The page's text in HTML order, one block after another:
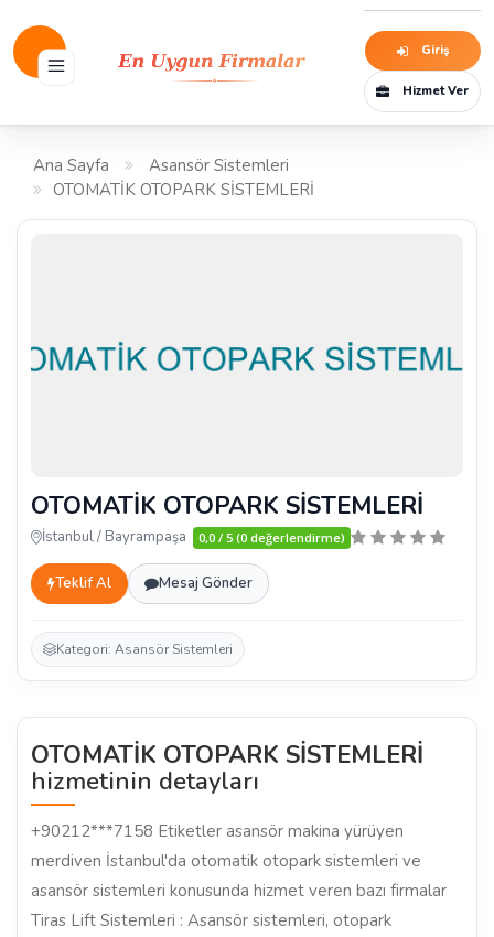
Giriş
Hizmet Ver
Ana Sayfa
Asansör Sistemleri
OTOMATİK OTOPARK SİSTEMLERİ
OTOMATİK OTOPARK SİSTEMLERİ
İstanbul / Bayrampaşa 0,0 / 5 (0 değerlendirme)
Teklif Al Mesaj Gönder
Kategori: Asansör Sistemleri
OTOMATİK OTOPARK SİSTEMLERİ
hizmetinin detayları
+90212***7158 Etiketler asansör makina yürüyen
merdiven İstanbul'da otomatik otopark sistemleri ve
asansör sistemleri konusunda hizmet veren bazı firmalar
Tiras Lift Sistemleri : Asansör sistemleri, otopark